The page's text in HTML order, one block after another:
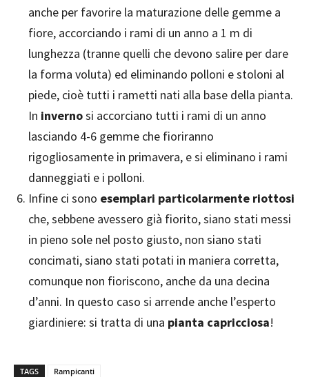
anche per favorire la maturazione delle gemme a
fiore, accorciando i rami di un anno a 1 m di
lunghezza (tranne quelli che devono salire per dare
la forma voluta) ed eliminando polloni e stoloni al
piede, cioè tutti i rametti nati alla base della pianta.
In invernosi accorciano tutti i rami di un anno
lasciando 4-6 gemme che fioriranno
rigogliosamente in primavera, e si eliminano i rami
danneggiati e i polloni.
Infine ci sono esemplari particolarmente riottosi
che, sebbene avessero già fiorito, siano stati messi
in pieno sole nel posto giusto, non siano stati
concimati, siano stati potati in maniera corretta,
comunque non fioriscono, anche da una decina
d’anni. In questo caso si arrende anche l’esperto
giardiniere: si tratta di una pianta capricciosa!
TAGS Rampicanti